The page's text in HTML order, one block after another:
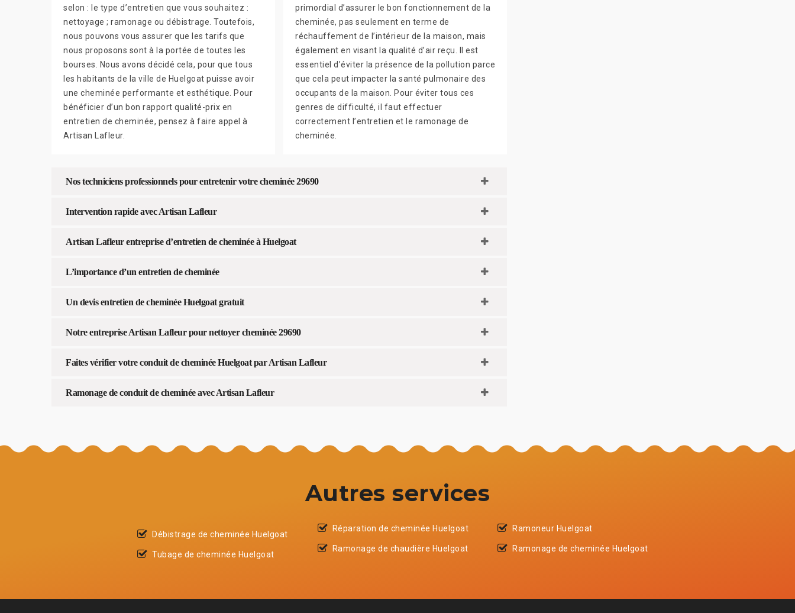
selon : le type d’entretien que vous souhaitez :
nettoyage ; ramonage ou débistrage. Toutefois,
nous pouvons vous assurer que les tarifs que
nous proposons sont à la portée de toutes les
bourses. Nous avons décidé cela, pour que tous
les habitants de la ville de Huelgoat puisse avoir
une cheminée performante et esthétique. Pour
bénéficier d’un bon rapport qualité-prix en
entretien de cheminée, pensez à faire appel à
Artisan Lafleur.
primordial d’assurer le bon fonctionnement de la
cheminée, pas seulement en terme de
réchauffement de l’intérieur de la maison, mais
également en visant la qualité d’air reçu. Il est
essentiel d’éviter la présence de la pollution parce
que cela peut impacter la santé pulmonaire des
occupants de la maison. Pour éviter tous ces
genres de difficulté, il faut effectuer
correctement l’entretien et le ramonage de
cheminée.
Nos techniciens professionnels pour entretenir votre cheminée 29690
Intervention rapide avec Artisan Lafleur
Artisan Lafleur entreprise d’entretien de cheminée à Huelgoat
L’importance d’un entretien de cheminée
Un devis entretien de cheminée Huelgoat gratuit
Notre entreprise Artisan Lafleur pour nettoyer cheminée 29690
Faites vérifier votre conduit de cheminée Huelgoat par Artisan Lafleur
Ramonage de conduit de cheminée avec Artisan Lafleur
Autres services
Débistrage de cheminée Huelgoat
Tubage de cheminée Huelgoat
Réparation de cheminée Huelgoat
Ramonage de chaudière Huelgoat
Ramoneur Huelgoat
Ramonage de cheminée Huelgoat